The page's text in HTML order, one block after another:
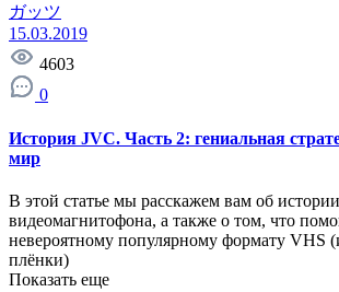
ガッツ
15.03.2019
4603
0
История JVC. Часть 2: гениальная
мир
В этой статье мы расскажем вам об
видеомагнитофона, а также о том, что
невероятному популярному формату VHS
плёнки)
Показать еще